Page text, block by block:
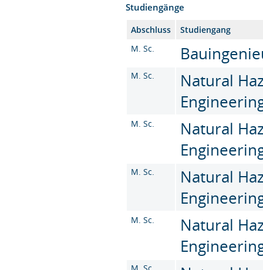
Studiengänge
Abschluss
Studiengang
M. Sc.
M. Sc.
Natural
M. Sc.
Natural
M. Sc.
Natural
M. Sc.
Natural